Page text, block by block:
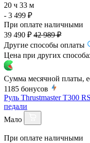
20 ч 33 м
- 3 499 ₽
При оплате наличными
39 490 ₽ 42 989 ₽
Другие способы оплаты
Цена при других
Сумма месячной платы,
1185 бонусов
Руль Thrustmaster T300
педали
Мало
При оплате наличными